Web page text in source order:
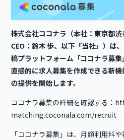
株式会社ココナラ（本社：東京都
CEO：鈴木 歩、以下「当社」）は
稿プラットフォーム「ココナラ募
直感的に求人募集を作成できる新機
の提供を開始します。
ココナラ募集の詳細を確認する：
matching.coconala.com/recruit
「ココナラ募集」は、月額利用料